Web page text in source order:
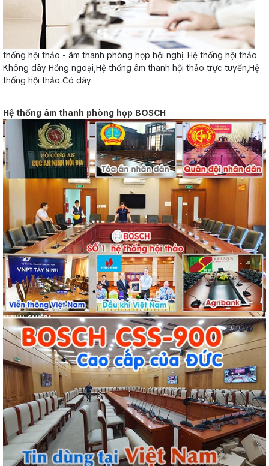
thống hội thảo - âm thanh phòng họp hội nghị: Hệ thống hội thảo
Không dây Hồng ngoại,Hệ thống âm thanh hội thảo trực tuyến,Hệ
thống hội thảo Có dây
Hệ thống âm thanh phòng họp BOSCH